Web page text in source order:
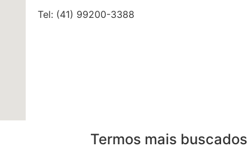
Tel: (41) 99200-3388
Termos mais buscados